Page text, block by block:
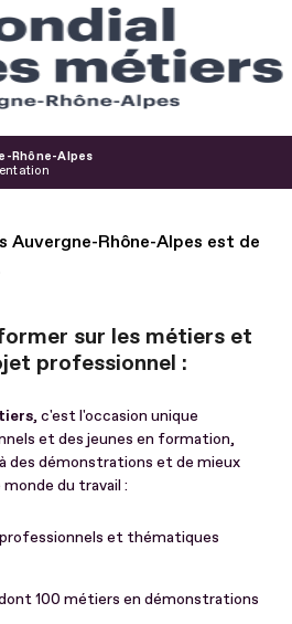
Rhône-Alpes
Auvergne-Rhône-Alpes est de
sur les métiers et
professionnel :
, c'est l'occasion unique
et des jeunes en formation,
des démonstrations et de mieux
du travail :
et thématiques
100 métiers en démonstrations